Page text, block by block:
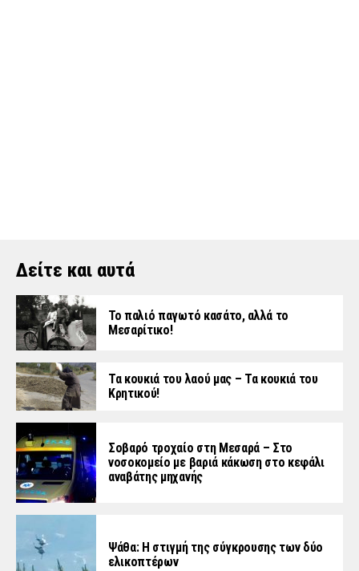
Δείτε και αυτά
Το παλιό παγωτό κασάτο, αλλά το
Μεσαρίτικο!
Τα κουκιά του λαού μας – Τα κουκιά του
Κρητικού!
Σοβαρό τροχαίο στη Μεσαρά – Στο
νοσοκομείο με βαριά κάκωση στο κεφάλι
αναβάτης μηχανής
Ψάθα: Η στιγμή της σύγκρουσης των δύο
ελικοπτέρων